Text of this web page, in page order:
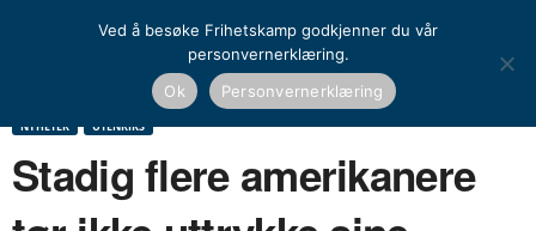
Stadig flere amerikanere tør ikke uttrykke sine meninger –
konservative verst rammet
NYHETER UTENRIKS
Stadig flere amerikanere
Ved å besøke Frihetskamp godkjenner du vår
personvernerklæring.
Ok
Personvernerklæring